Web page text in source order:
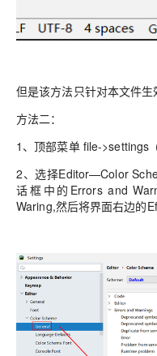
但是该方法只针对本文件
方法二：
1、顶部菜单 file->settings
2、选择Editor—Color
话框中的Errors and
Waring,然后将界面右边的